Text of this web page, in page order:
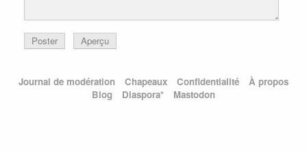
Poster Aperçu
Journal de modération Chapeaux Confidentialité
À propos
Blog
Diaspora* Mastodon